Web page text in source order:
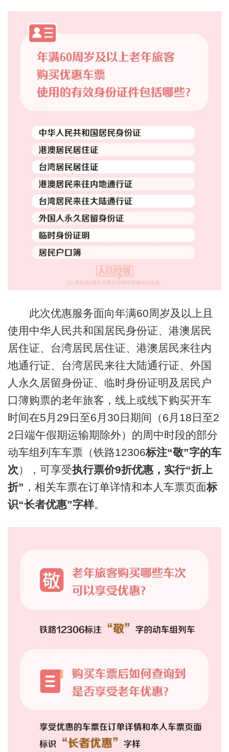
此次优惠服务面向年满60周岁及以上且
使用中华人民共和国居民身份证、港澳居民
居住证、台湾居民居住证、港澳居民来往内
地通行证、台湾居民来往大陆通行证、外国
人永久居留身份证、临时身份证明及居民户
口簿购票的老年旅客，线上或线下购买开车
时间在5月29日至6月30日期间（6月18日至2
2日端午假期运输期除外）的周中时段的部分
动车组列车车票（铁路12306标注“敬”字的车
次），可享受执行票价9折优惠，实行“折上
折” ，相关车票在订单详情和本人车票页面标
识“长者优惠”字样。